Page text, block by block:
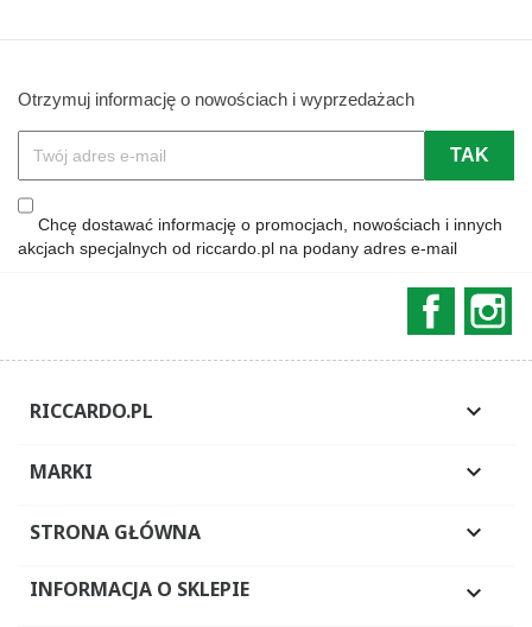
Otrzymuj informację o nowościach i wyprzedażach
Chcę dostawać informację o promocjach, nowościach i innych
akcjach specjalnych od riccardo.pl na podany adres e-mail
RICCARDO.PL 
MARKI 
STRONA GŁÓWNA 
INFORMACJA O SKLEPIE 